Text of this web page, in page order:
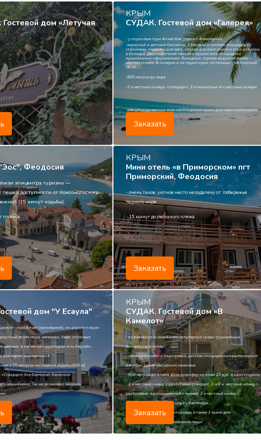
дом «Летучая
КРЫМ
СУДАК. Гостевой дом «Галерея»
-у подножья горы Алчак-Кая, рядом с Аквапарком
-взрослый и детский бассейны, 3 беседки и летнюю площадку со
столиками, парковку для авто, столик для пинг-понга и стол для игры
в бильярд. Для любителей танцев и музыки есть площадка с
музыкальным оформлением. Холодное, горячее водоснабжение –
круглосуточно. В номерах и на территории гостиницы - бесплатный
Wi-Fi.
-800 метров до моря
-2-х местные номера «стандарт», 2-х комнатные 4-х местные номера
-две оборудованные всем необходимым кухни для самостоятельного
Заказать
Феодосия
эпицентра туризма —
доступности от Комсомольского
(15 минут ходьбы).
пляжа
КРЫМ
Мини отель «в Приморском» пгт
Приморский, Феодосия
- очень тихое, уютное место неподалеку от побережья
Черного моря.
- 15 минут до песчаного пляжа
Заказать
дом "У Есаула"
- гора Алчак (заповедник), по дороге к морю
возле моря, магазины, кафе, столовые
цветами, а так же на территории есть бассейн,
для жарки шашлыка,wi-fi
в 15 минутах неспешной ходьбы(800 м)
«Стандарт» без балкона/с балконом
меню. Так же возможно заказать
КРЫМ
СУДАК. Гостевой дом «В
Камелот»
- в семи минутах ходьбы от популярной среди отдыхающих
Кипарисовой аллеи
- имеется бассейн с подогревом, детская площадка-оснащена горкой,
батутом , сухим бассейном, качелями
- 900 метров до пляжа. Есть трансфер на пляж 20 руб. в одну сторону
- 2-х местный номер с удобствами стандарт, 2-х/3-х местный номер с
удобствами однокомнатный с кухней, 2-х местный номер с
удобствами стандарт/стандарт с балконом
- на территории имеется столовая, а также 3 кухни для
самостоятельного приготовления пищи
Заказать